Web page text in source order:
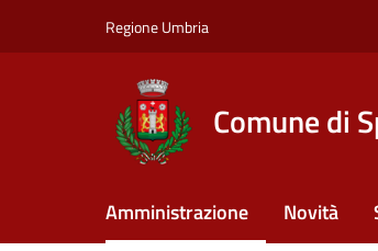
Regione Umbria
Comune di
Amministrazione Novità